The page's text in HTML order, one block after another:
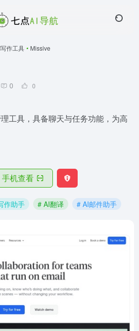
作工具 • Missive
0 0
工具，具备聊天与任务功能，为高
手机查看
作助手 # AI翻译 # AI邮件助手